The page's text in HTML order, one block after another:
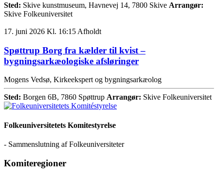
Sted: Skive kunstmuseum, Havnevej 14, 7800 Skive Arrangør:
Skive Folkeuniversitet
17. juni 2026 Kl. 16:15 Afholdt
Spøttrup Borg fra kælder til kvist –
bygningsarkæologiske afsløringer
Mogens Vedsø, Kirkeekspert og bygningsarkæolog
Sted: Borgen 6B, 7860 Spøttrup Arrangør: Skive Folkeuniversitet
Folkeuniversitetets Komitestyrelse
- Sammenslutning af Folkeuniversiteter
Komiteregioner